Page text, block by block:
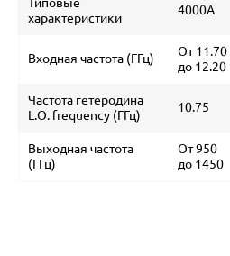
характеристики
4000A
Входная частота (ГГц)
От 11.70
до 12.20
Частота гетеродина
L.O. frequency (ГГц)
10.75
Выходная частота
(ГГц)
От 950
до 1450